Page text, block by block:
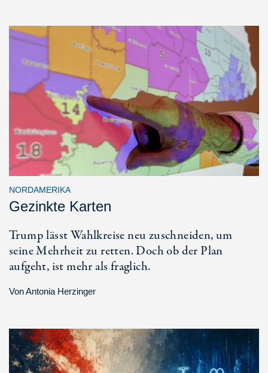
NORDAMERIKA
Gezinkte Karten
Trump lässt Wahlkreise neu zuschneiden, um
seine Mehrheit zu retten. Doch ob der Plan
aufgeht, ist mehr als fraglich.
VonAntonia Herzinger